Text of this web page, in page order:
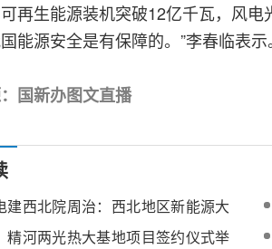
再生能源装机突破12亿千瓦，风
能源安全是有保障的。”李春临表示
国新办图文直播
建西北院周治：西北地区新能源大
设实施技术要点
精河两光热大基地项目签约仪式举